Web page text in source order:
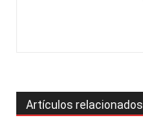
Artículos relacionados